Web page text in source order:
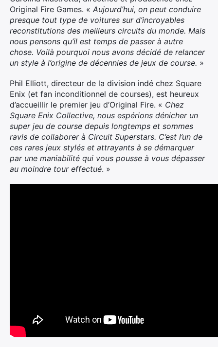
Original Fire Games. « Aujourd’hui, on peut conduire
presque tout type de voitures sur d’incroyables
reconstitutions des meilleurs circuits du monde. Mais
nous pensons qu’il est temps de passer à autre
chose. Voilà pourquoi nous avons décidé de relancer
un style à l’origine de décennies de jeux de course. »
Phil Elliott, directeur de la division indé chez Square
Enix (et fan inconditionnel de courses), est heureux
d’accueillir le premier jeu d’Original Fire. « Chez
Square Enix Collective, nous espérions dénicher un
super jeu de course depuis longtemps et sommes
ravis de collaborer à Circuit Superstars. C’est l’un de
ces rares jeux stylés et attrayants à se démarquer
par une maniabilité qui vous pousse à vous dépasser
au moindre tour effectué. »